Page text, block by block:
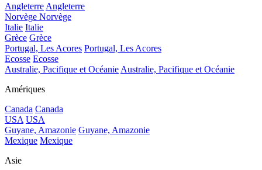
Angleterre Angleterre
Norvège Norvège
Italie Italie
Grèce Grèce
Portugal, Les Acores Portugal, Les Acores
Ecosse Ecosse
Australie, Pacifique et Océanie Australie, Pacifique et Océanie
Amériques
Canada Canada
USA USA
Guyane, Amazonie Guyane, Amazonie
Mexique Mexique
Asie